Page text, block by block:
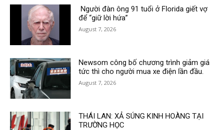
Người đàn ông 91 tuổi ở Florida giết vợ
để “giữ lời hứa”
August 7, 2026
Newsom công bố chương trình giảm giá
tức thì cho người mua xe điện lần đầu.
August 7, 2026
THÁI LAN: XẢ SÚNG KINH HOÀNG TẠI
TRƯỜNG HỌC